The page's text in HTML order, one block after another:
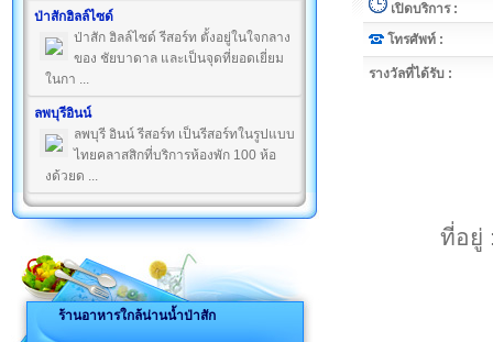
ป่าสักฮิลล์ไซด์
ป่าสัก ฮิลล์ไซด์ รีสอร์ท ตั้งอยู่ในใจกลาง
ของ ชัยบาดาล และเป็นจุดที่ยอดเยี่ยม
ในกา ...
ลพบุรีอินน์
ลพบุรี อินน์ รีสอร์ท เป็นรีสอร์ทในรูปแบบ
ไทยคลาสสิกที่บริการห้องพัก 100 ห้อ
งด้วยด ...
ร้านอาหารใกล้น่านน้ำป่าสัก
เปิดบริการ :
โทรศัพท์ :
รางวัลที่ได้รับ :
ที่อยู่